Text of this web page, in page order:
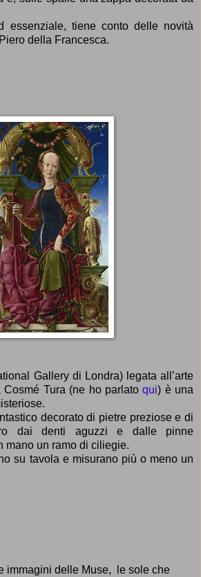
essenziale, tiene conto delle novità
della Francesca.
Gallery di Londra)legata all’arte
Cosmé Tura (ne ho parlatoqui) è una
decorato di pietre preziose e di
dai denti aguzzi e dalle pinne
mano un ramo di ciliegie.
su tavola e misurano più o meno un
immagini delle Muse, le sole che